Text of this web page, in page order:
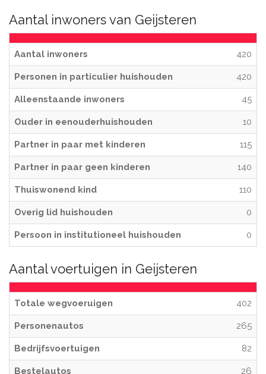
Aantal inwoners van Geijsteren
Aantal inwoners 420
Personen in particulier huishouden 420
Alleenstaande inwoners 45
Ouder in eenouderhuishouden 10
Partner in paar met kinderen 115
Partner in paar geen kinderen 140
Thuiswonend kind 110
Overig lid huishouden 0
Persoon in institutioneel huishouden 0
Aantal voertuigen in Geijsteren
Totale wegvoeruigen 402
Personenautos 265
Bedrijfsvoertuigen 82
Bestelautos 26